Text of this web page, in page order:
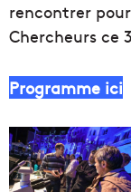
rencontrer
Chercheurs ce
Programme ici